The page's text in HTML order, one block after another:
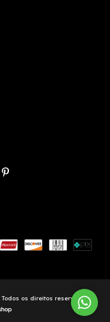
Todos os direitos reservados.